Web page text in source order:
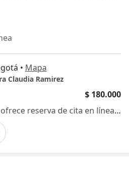
• Mapa
Claudia Ramirez
$ 180.000
Este especialista no ofrece reserva de cita en línea en esta dirección.